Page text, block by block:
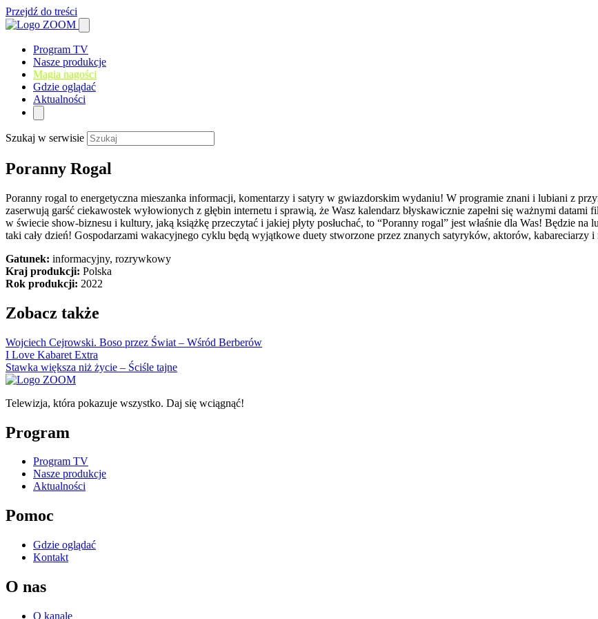
Przejdź do treści
Program TV
Nasze produkcje
Magia nagości
Gdzie oglądać
Aktualności
Szukaj w serwisie
Poranny Rogal
Poranny rogal to energetyczna mieszanka informacji, komentarzy i satyry w gwiazdorskim wydaniu! W programie znani i lubiani z
zaserwują garść ciekawostek wyłowionych z głębin internetu i sprawią, że Wasz kalendarz błyskawicznie zapełni się ważnymi
w świecie show-biznesu i kultury, jaką książkę przeczytać i jakiej płyty posłuchać, to “Poranny rogal” jest właśnie dla Was! Będzie
taki cały dzień! Gospodarzami wakacyjnego cyklu będą wyjątkowe duety stworzone przez znanych satyryków, aktorów, kabareciarzy
Gatunek: informacyjny, rozrywkowy
Kraj produkcji: Polska
Rok produkcji: 2022
Zobacz także
Wojciech Cejrowski. Boso przez Świat – Wśród Berberów
I Love Kabaret Extra
Stawka większa niż życie – Ściśle tajne
Telewizja, która pokazuje wszystko. Daj się wciągnąć!
Program
Program TV
Nasze produkcje
Aktualności
Pomoc
Gdzie oglądać
Kontakt
O nas
O kanale